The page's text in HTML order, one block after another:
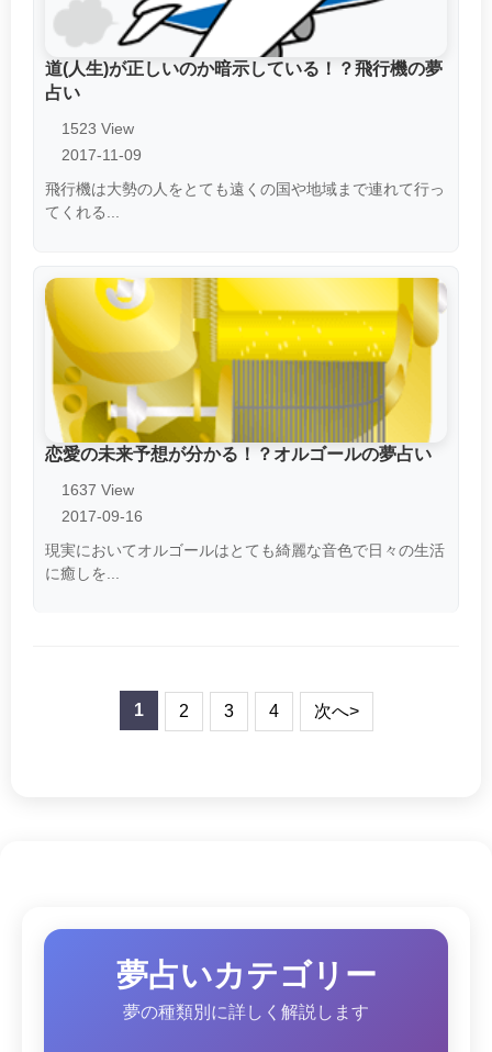
道(人生)が正しいのか暗示している！？飛行機の夢
占い
1523 View
2017-11-09
飛行機は大勢の人をとても遠くの国や地域まで連れて行っ
てくれる...
恋愛の未来予想が分かる！？オルゴールの夢占い
1637 View
2017-09-16
現実においてオルゴールはとても綺麗な音色で日々の生活
に癒しを...
1 2 3 4 次へ>
夢占いカテゴリー
夢の種類別に詳しく解説します